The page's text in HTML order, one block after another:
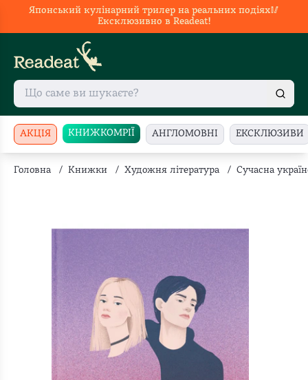
Японський кулінарний трилер на реальних подіях🥢
Ексклюзивно в Readeat!
АКЦІЯ КНИЖКОМРІЇ АНГЛОМОВНІ ЕКСКЛЮЗИВИ
Головна / Книжки / Художня література / Сучасна